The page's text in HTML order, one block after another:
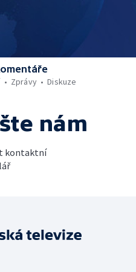
Zprávy Diskuze
nám
kontaktní